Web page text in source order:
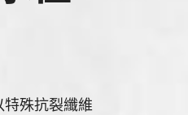
特殊抗裂纖維